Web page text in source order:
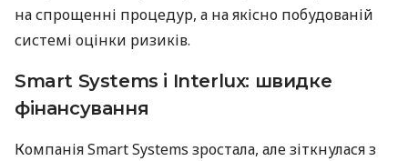
на спрощенні процедур, а на якісно побудованій
системі оцінки ризиків.
Smart Systems і Interlux: швидке
фінансування
Компанія Smart Systems зростала, але зіткнулася з